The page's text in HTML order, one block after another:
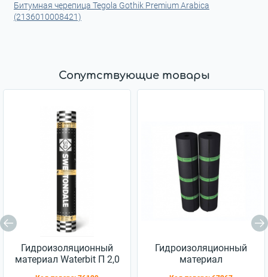
Битумная черепица Tegola Gothik Premium Arabica
(2136010008421)
Сопутствующие товары
Гидроизоляционный
материал Waterbit П 2,0
Гидроизоляционный
материал